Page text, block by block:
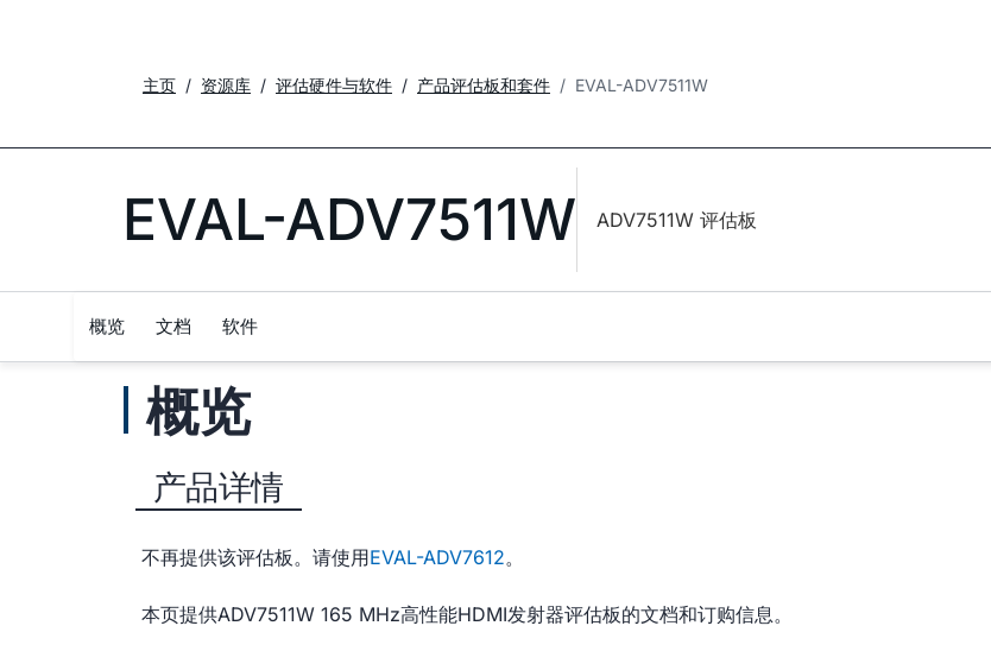
主页 资源库 评估硬件与软件 产品评估板和套件 EVAL-ADV7511W
EVAL-ADV7511W ADV7511W 评估板
概览 文档 软件
概览
产品详情
不再提供该评估板。请使用EVAL-ADV7612。
本页提供ADV7511W 165 MHz高性能HDMI发射器评估板的文档和订购信息。